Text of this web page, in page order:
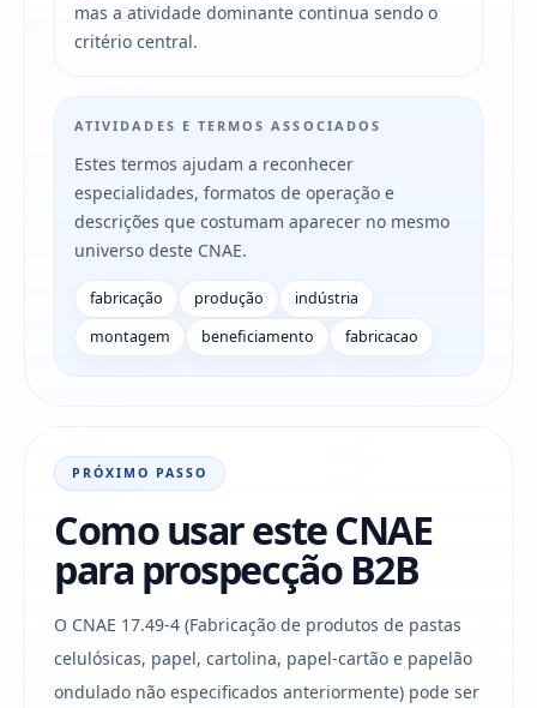
mas a atividade dominante continua sendo o
critério central.
ATIVIDADES E TERMOS ASSOCIADOS
Estes termos ajudam a reconhecer
especialidades, formatos de operação e
descrições que costumam aparecer no mesmo
universo deste CNAE.
fabricação produção
indústria
montagem
beneficiamento fabricacao
PRÓXIMO PASSO
Como usar este CNAE
para prospecção B2B
O CNAE 17.49-4 (Fabricação de produtos de pastas
celulósicas, papel, cartolina, papel-cartão e papelão
ondulado não especificados anteriormente) pode ser